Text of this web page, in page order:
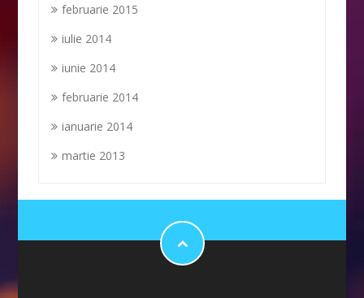
februarie 2015
iulie 2014
iunie 2014
februarie 2014
ianuarie 2014
martie 2013